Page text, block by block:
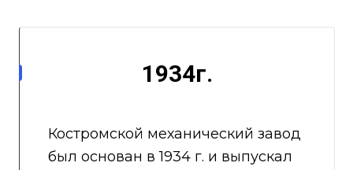
1934г.
Костромской механический завод
был основан в 1934 г. и выпускал